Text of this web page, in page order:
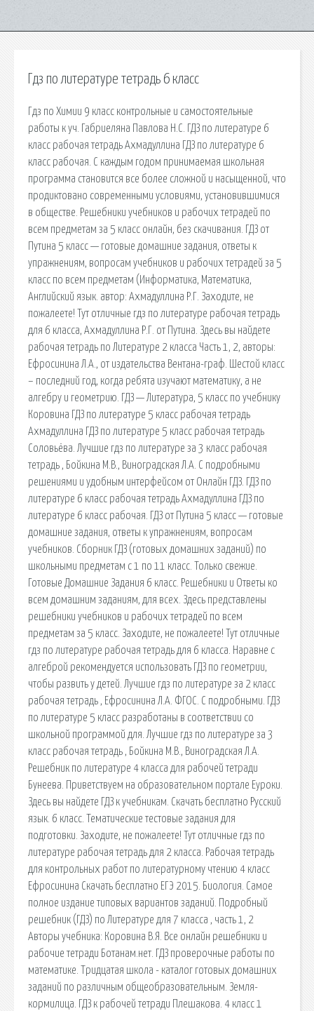
Гдз по литературе тетрадь 6 класс
Гдз по Химии 9 класс контрольные и самостоятельные
работы к уч. Габриеляна Павлова Н.С. ГДЗ по литературе 6
класс рабочая тетрадь Ахмадуллина ГДЗ по литературе 6
класс рабочая. С каждым годом принимаемая школьная
программа становится все более сложной и насыщенной, что
продиктовано современными условиями, установившимися
в обществе. Решебники учебников и рабочих тетрадей по
всем предметам за 5 класс онлайн, без скачивания. ГДЗ от
Путина 5 класс — готовые домашние задания, ответы к
упражнениям, вопросам учебников и рабочих тетрадей за 5
класс по всем предметам (Информатика, Математика,
Английский язык. автор: Ахмадуллина Р.Г. Заходите, не
пожалеете! Тут отличные гдз по литературе рабочая тетрадь
для 6 класса, Ахмадуллина Р.Г. от Путина. Здесь вы найдете
рабочая тетрадь по Литературе 2 класса Часть 1, 2, авторы:
Ефросинина Л.А., от издательства Вентана-граф. Шестой класс
– последний год, когда ребята изучают математику, а не
алгебру и геометрию. ГДЗ — Литература, 5 класс по учебнику
Коровина ГДЗ по литературе 5 класс рабочая тетрадь
Ахмадуллина ГДЗ по литературе 5 класс рабочая тетрадь
Соловьёва. Лучшие гдз по литературе за 3 класс рабочая
тетрадь , Бойкина М.В., Виноградская Л.А. С подробными
решениями и удобным интерфейсом от Онлайн ГДЗ. ГДЗ по
литературе 6 класс рабочая тетрадь Ахмадуллина ГДЗ по
литературе 6 класс рабочая. ГДЗ от Путина 5 класс — готовые
домашние задания, ответы к упражнениям, вопросам
учебников. Сборник ГДЗ (готовых домашних заданий) по
школьными предметам с 1 по 11 класс. Только свежие.
Готовые Домашние Задания 6 класс. Решебники и Ответы ко
всем домашним заданиям, для всех. Здесь представлены
решебники учебников и рабочих тетрадей по всем
предметам за 5 класс. Заходите, не пожалеете! Тут отличные
гдз по литературе рабочая тетрадь для 6 класса. Наравне с
алгеброй рекомендуется использовать ГДЗ по геометрии,
чтобы развить у детей. Лучшие гдз по литературе за 2 класс
рабочая тетрадь , Ефросинина Л.А. ФГОС. С подробными. ГДЗ
по литературе 5 класс разработаны в соответствии со
школьной программой для. Лучшие гдз по литературе за 3
класс рабочая тетрадь , Бойкина М.В., Виноградская Л.А.
Решебник по литературе 4 класса для рабочей тетради
Бунеева. Приветствуем на образовательном портале Еуроки.
Здесь вы найдете ГДЗ к учебникам. Скачать бесплатно Русский
язык. 6 класс. Тематические тестовые задания для
подготовки. Заходите, не пожалеете! Тут отличные гдз по
литературе рабочая тетрадь для 2 класса. Рабочая тетрадь
для контрольных работ по литературному чтению 4 класс
Ефросинина Скачать бесплатно ЕГЭ 2015. Биология. Самое
полное издание типовых вариантов заданий. Подробный
решебник (ГДЗ) по Литературе для 7 класса , часть 1, 2
Авторы учебника: Коровина В.Я. Все онлайн решебники и
рабочие тетради Ботанам.нет. ГДЗ проверочные работы по
математике. Тридцатая школа - каталог готовых домашних
заданий по различным общеобразовательным. Земля-
кормилица. ГДЗ к рабочей тетради Плешакова. 4 класс 1